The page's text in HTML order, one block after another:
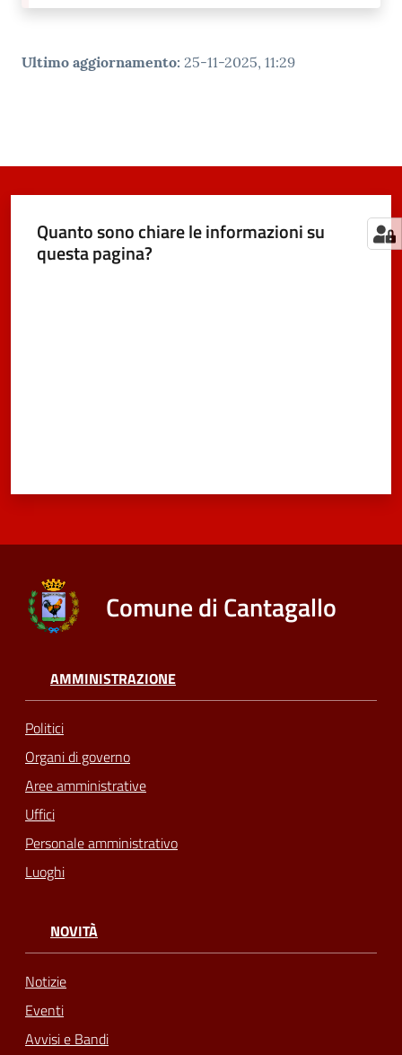
Ultimo aggiornamento: 25-11-2025, 11:29
Quanto sono chiare le informazioni su
questa pagina?
Comune di Cantagallo
AMMINISTRAZIONE
Politici
Organi di governo
Aree amministrative
Uffici
Personale amministrativo
Luoghi
NOVITÀ
Notizie
Eventi
Avvisi e Bandi